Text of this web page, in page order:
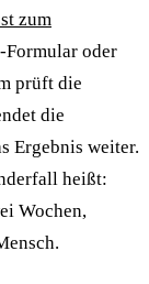
zum
Formular oder
prüft die
die
Ergebnis weiter.
heißt:
Wochen,